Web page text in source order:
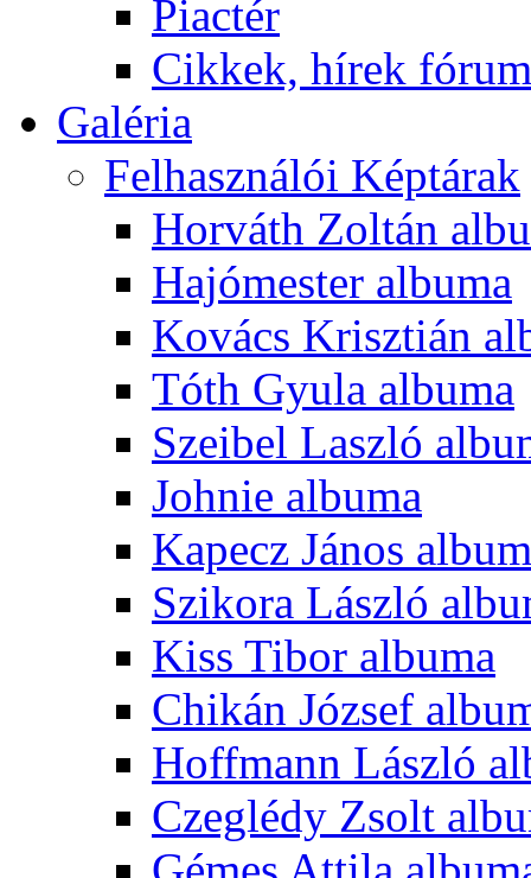
Piactér
Cikkek, hírek
Galéria
Felhasználói Képtárak
Horváth Zoltán
Hajómester albuma
Kovács Krisztián
Tóth Gyula albuma
Szeibel Laszló
Johnie albuma
Kapecz János
Szikora László
Kiss Tibor albuma
Chikán József
Hoffmann László
Czeglédy Zsolt